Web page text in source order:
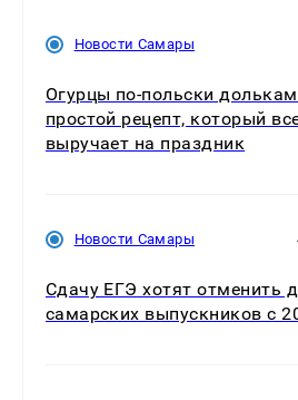
Новости Самары
Огурцы по‑польски
простой рецепт, который
выручает на праздник
Новости Самары
Сдачу ЕГЭ хотят отменить
самарских выпускников с